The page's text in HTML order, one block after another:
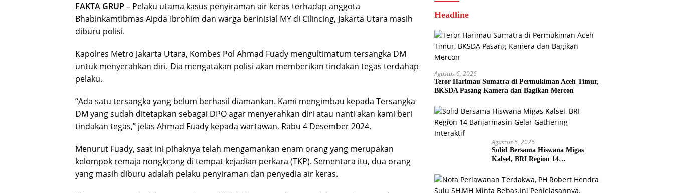
FAKTA GRUP – Pelaku utama kasus penyiraman air keras terhadap anggota
Bhabinkamtibmas Aipda Ibrohim dan warga berinisial MY di Cilincing, Jakarta Utara masih
diburu polisi.
Kapolres Metro Jakarta Utara, Kombes Pol Ahmad Fuady mengultimatum tersangka DM
untuk menyerahkan diri. Dia mengatakan polisi akan memberikan tindakan tegas terdahap
pelaku.
“Ada satu tersangka yang belum berhasil diamankan. Kami mengimbau kepada Tersangka
DM yang sudah ditetapkan sebagai DPO agar menyerahkan diri atau nanti akan kami beri
tindakan tegas,” jelas Ahmad Fuady kepada wartawan, Rabu 4 Desember 2024.
Menurut Fuady, saat ini pihaknya telah mengamankan enam orang yang merupakan
kelompok remaja nongkrong di tempat kejadian perkara (TKP). Sementara itu, dua orang
yang masih diburu adalah pelaku penyiraman dan penyedia air keras.
Headline
Agustus 6, 2026
Teror Harimau Sumatra di Permukiman Aceh Timur,
BKSDA Pasang Kamera dan Bagikan Mercon
Agustus 5, 2026
Solid Bersama Hiswana Migas
Kalsel, BRI Region 14
Interaktif